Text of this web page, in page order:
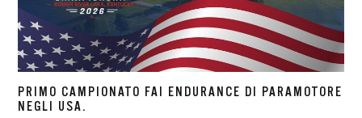
PRIMO CAMPIONATO FAI ENDURANCE DI PARAMOTORE
NEGLI USA.